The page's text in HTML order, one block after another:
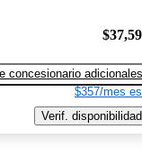
concesionario adicionales
$357/mes
Verif. disponibilidad